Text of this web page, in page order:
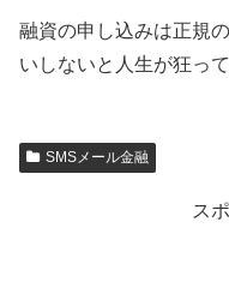
融資の申し込みは正規
いしないと人生が狂っ
SMSメール金融
ス